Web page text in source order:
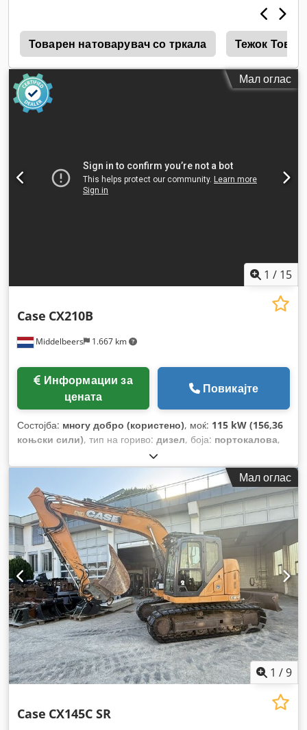
Товарен натоварувач со тркала Тежок
Мал оглас
1 / 15
Middelbeers 1.667 km
Case CX210B
цената
Повикајте
Состојба: многу добро (користено), моќ: 115 kW (156,36
коњски сили), тип на гориво: дизел, боја: портокалова,
, Година на изградба:
работни часови:15.109 h,
Мал оглас
1 /9
Case CX145C SR